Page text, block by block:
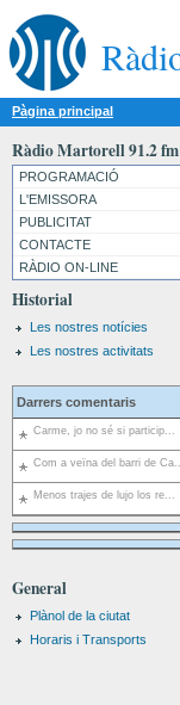
Pàgina principal
Ràdio Martorell 91.2 fm
PROGRAMACIÓ
L'EMISSORA
PUBLICITAT
CONTACTE
RÀDIO ON-LINE
Historial
Les nostres notícies
Les nostres activitats
Darrers comentaris
Carme, jo no sé si particip...
Com a veïna del barri de
Menos trajes de lujo los re...
General
Plànol de la ciutat
Horaris i Transports